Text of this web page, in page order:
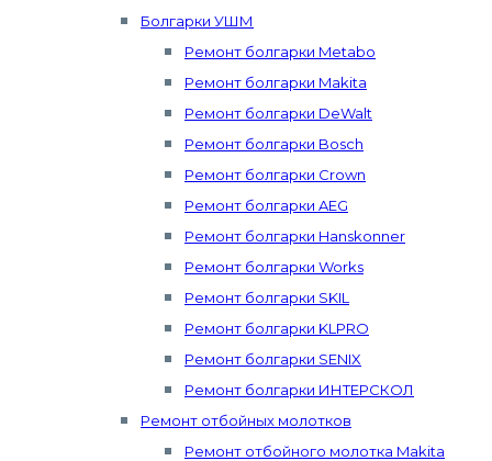
Болгарки УШМ
Ремонт болгарки Metabo
Ремонт болгарки Makita
Ремонт болгарки DeWalt
Ремонт болгарки Bosch
Ремонт болгарки Crown
Ремонт болгарки AEG
Ремонт болгарки Hanskonner
Ремонт болгарки Works
Ремонт болгарки SKIL
Ремонт болгарки KLPRO
Ремонт болгарки SENIX
Ремонт болгарки ИНТЕРСКОЛ
Ремонт отбойных молотков
Ремонт отбойного молотка Makita